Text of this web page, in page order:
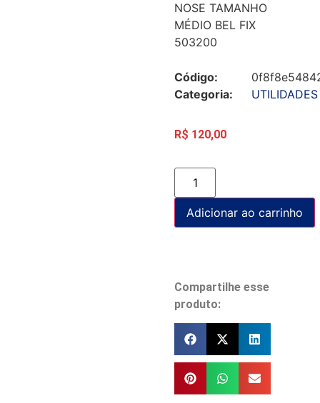
NOSE TAMANHO
MÉDIO BEL FIX
503200
Código:
Categoria:
UTILIDADES
R$ 120,00
Adicionar ao carrinho
Compartilhe esse
produto: